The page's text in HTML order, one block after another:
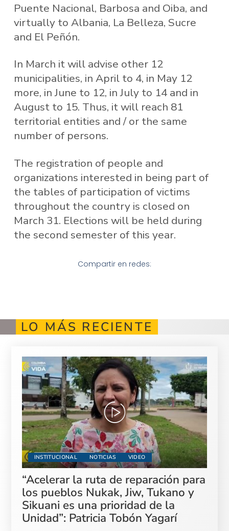
Puente Nacional, Barbosa and Oiba, and
virtually to Albania, La Belleza, Sucre
and El Peñón.
In March it will advise other 12
municipalities, in April to 4, in May 12
more, in June to 12, in July to 14 and in
August to 15. Thus, it will reach 81
territorial entities and / or the same
number of persons.
The registration of people and
organizations interested in being part of
the tables of participation of victims
throughout the country is closed on
March 31. Elections will be held during
the second semester of this year.
Compartir en redes:
LO MÁS RECIENTE
INSTITUCIONAL NOTICIAS VIDEO
“Acelerar la ruta de reparación para
los pueblos Nukak, Jiw, Tukano y
Sikuani es una prioridad de la
Unidad”: Patricia Tobón Yagarí